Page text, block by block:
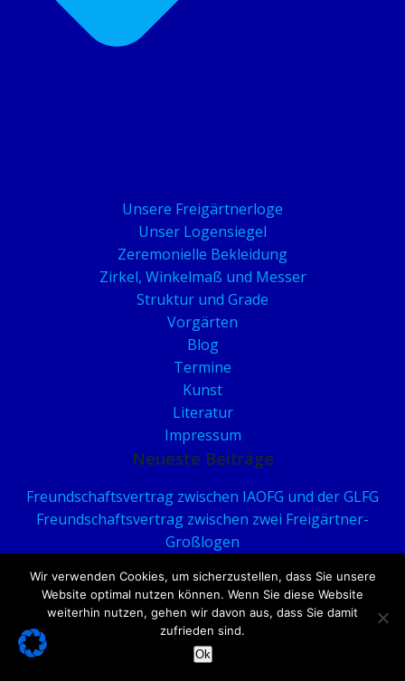
Unsere Freigärtnerloge
Unser Logensiegel
Zeremonielle Bekleidung
Zirkel, Winkelmaß und Messer
Struktur und Grade
Vorgärten
Blog
Termine
Kunst
Literatur
Impressum
Neueste Beiträge
Freundschaftsvertrag zwischen IAOFG und der GLFG
Freundschaftsvertrag zwischen zwei Freigärtner-
Großlogen
Les Jardiniers du Temple in Lyon
Geschützt: Anhang zur Ehrenordnung der Freigärtner
zur Großloge vom 10.11.2023
Großloge der Freigärtner gegründet (2023)
Wir verwenden Cookies, um sicherzustellen, dass Sie unsere
Website optimal nutzen können. Wenn Sie diese Website
weiterhin nutzen, gehen wir davon aus, dass Sie damit
zufrieden sind.
Ok